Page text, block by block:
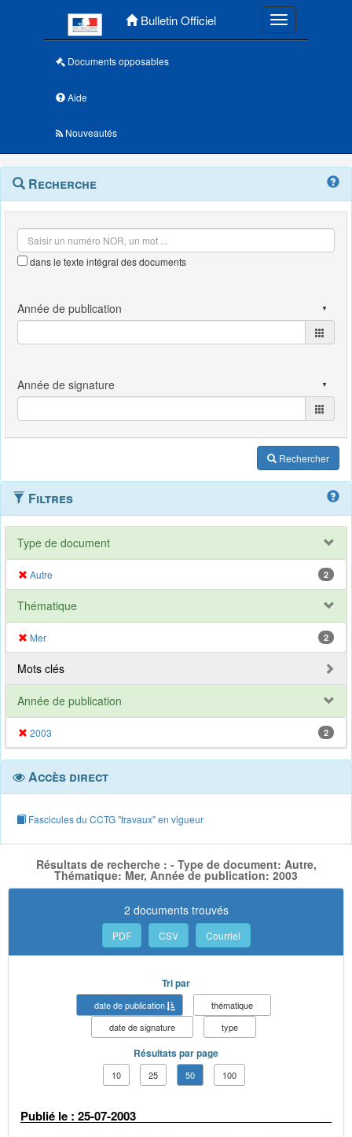
Bulletin Officiel Toggle
Documents opposables
Aide
Nouveautés
Navigation
outils
Menu
contextuel
Recherche
dans le texte intégral des documents
Rechercher
Filtres
Type de document
Autre 2
Thématique
Mer 2
Mots clés
Année de publication
2003 2
Accès direct
Fascicules du CCTG "travaux" en vigueur
Résultats de recherche : - Type de document: Autre,
Thématique: Mer, Année de publication: 2003
2 documents trouvés
PDF CSV Courriel
Tri par
date de publication
thématique
date de signature
type
Résultats par page
10 25 50 100
Publié le : 25-07-2003